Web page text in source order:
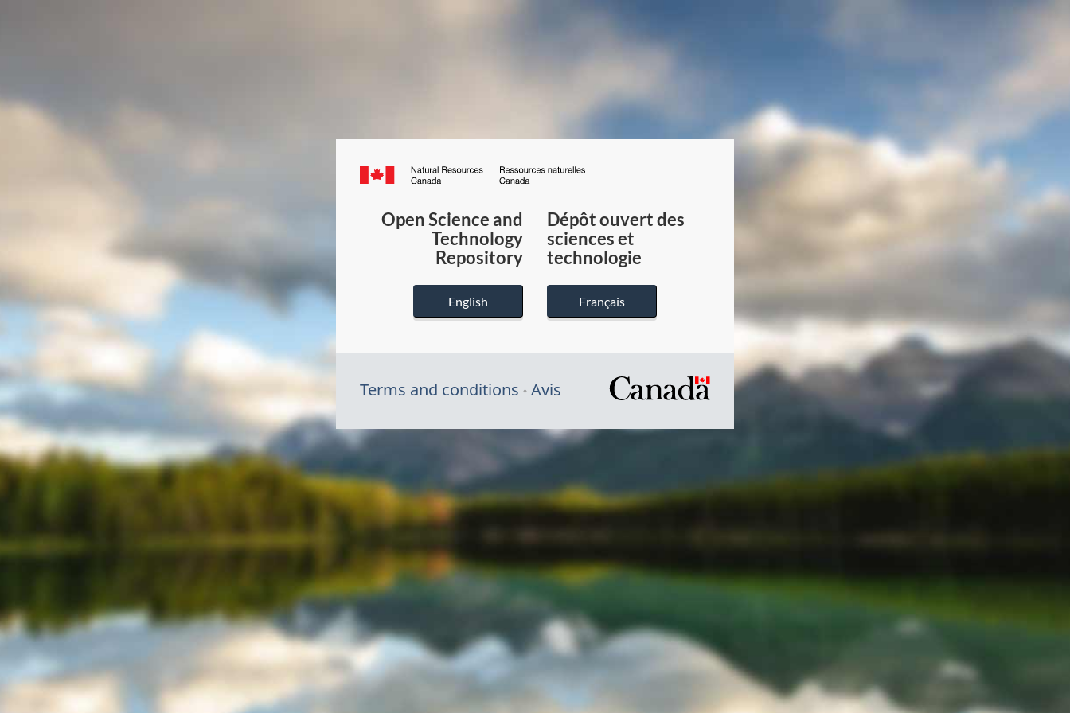
Canada.ca
du
Canada
Open Science and
Technology
Repository
English
Dépôt ouvert des
sciences et
technologie
Français
Terms and conditions Avis
/
gouvernement
du